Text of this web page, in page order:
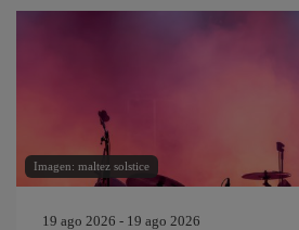
Imagen: maltez solstice
19 ago 2026 - 19 ago 2026